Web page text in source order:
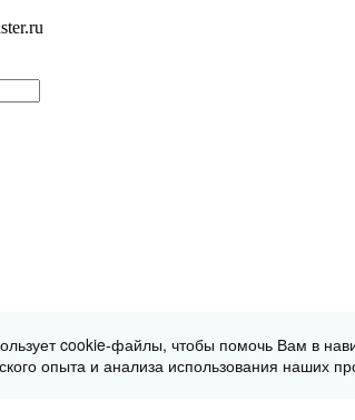
cookie-файлы, чтобы помочь Вам в
опыта и анализа использования наших